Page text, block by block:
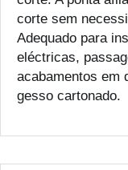
corte sem
Adequado para
eléctricas,
acabamentos em
gesso cartonado.